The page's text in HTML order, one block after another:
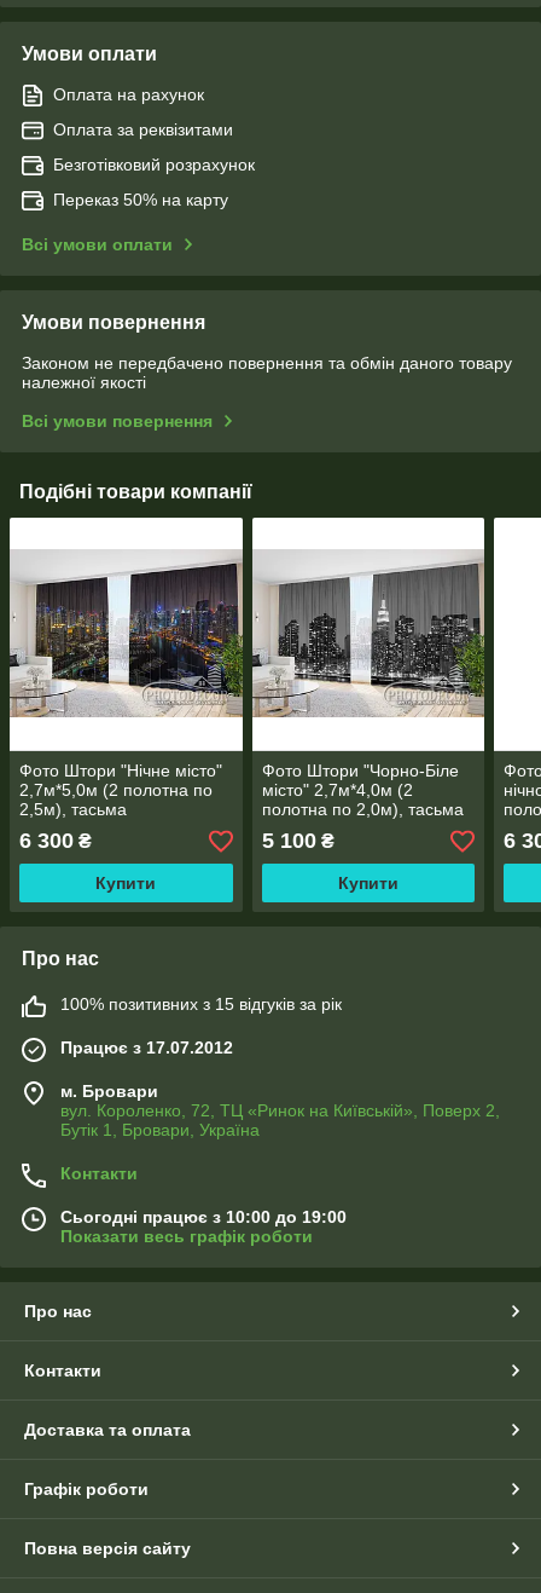
Умови оплати
Оплата на рахунок
Оплата за реквізитами
Безготівковий розрахунок
Переказ 50% на карту
Всі умови оплати
Умови повернення
Законом не передбачено повернення та обмін даного товару
належної якості
Всі умови повернення
Подібні товари компанії
Фото Штори "Нічне місто"
2,7м*5,0м (2 полотна по
2,5м), тасьма
6 300 ₴
Купити
Фото Штори "Чорно-Біле
місто" 2,7м*4,0м (2
полотна по 2,0м), тасьма
5 100₴
Купити
6
Про нас
100% позитивних з 15 відгуків за рік
Працює з 17.07.2012
м. Бровари
вул. Короленко, 72, ТЦ «Ринок на Київській», Поверх 2,
Бутік 1, Бровари, Україна
Контакти
Сьогодні працює з 10:00 до 19:00
Показати весь графік роботи
Про нас
Контакти
Доставка та оплата
Графік роботи
Повна версія сайту